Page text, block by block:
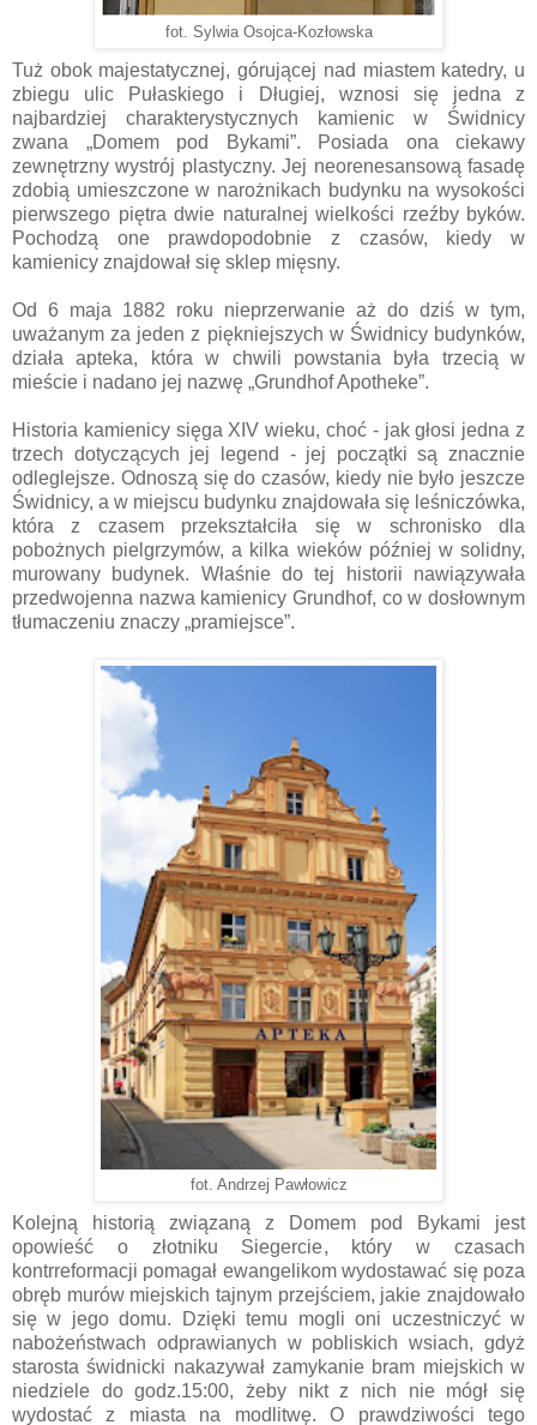
fot. Sylwia Osojca-Kozłowska
Tuż obok majestatycznej, górującej nad miastem katedry, u
zbiegu ulic Pułaskiego i Długiej, wznosi się jedna z
najbardziej charakterystycznych kamienic w Świdnicy
zwana „Domem pod Bykami”. Posiada ona ciekawy
zewnętrzny wystrój plastyczny. Jej neorenesansową fasadę
zdobią umieszczone w narożnikach budynku na wysokości
pierwszego piętra dwie naturalnej wielkości rzeźby byków.
Pochodzą one prawdopodobnie z czasów, kiedy w
kamienicy znajdował się sklep mięsny.
Od 6 maja 1882 roku nieprzerwanie aż do dziś w tym,
uważanym za jeden z piękniejszych w Świdnicy budynków,
działa apteka, która w chwili powstania była trzecią w
mieście i nadano jej nazwę „Grundhof Apotheke”.
Historia kamienicy sięga XIV wieku, choć - jak głosi jedna z
trzech dotyczących jej legend - jej początki są znacznie
odleglejsze. Odnoszą się do czasów, kiedy nie było jeszcze
Świdnicy, a w miejscu budynku znajdowała się leśniczówka,
która z czasem przekształciła się w schronisko dla
pobożnych pielgrzymów, a kilka wieków później w solidny,
murowany budynek. Właśnie do tej historii nawiązywała
przedwojenna nazwa kamienicy Grundhof, co w dosłownym
tłumaczeniu znaczy „pramiejsce”.
fot. Andrzej Pawłowicz
Kolejną historią związaną z Domem pod Bykami jest
opowieść o złotniku Siegercie, który w czasach
kontrreformacji pomagał ewangelikom wydostawać się poza
obręb murów miejskich tajnym przejściem, jakie znajdowało
się w jego domu. Dzięki temu mogli oni uczestniczyć w
nabożeństwach odprawianych w pobliskich wsiach, gdyż
starosta świdnicki nakazywał zamykanie bram miejskich w
niedziele do godz.15:00, żeby nikt z nich nie mógł się
wydostać z miasta na modlitwę. O prawdziwości tego